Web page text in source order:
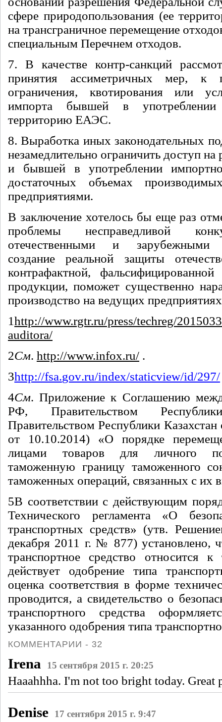
сфере природопользования (ее
на трансграничное перемещение
специальным Перечнем отходов.
7. В качестве контр-санкций
принятия ассиметричных мер, к
ограничения, квотирования или
импорта бывшей в употреблении
территорию ЕАЭС.
8. Выработка иных законодательных
незамедлительно ограничить доступ
и бывшей в употреблении
достаточных объемах
предприятиями.
В заключение хотелось бы еще раз
проблемы несправедливой
отечественными и зарубежными
создание реальной защиты
контрафактной,
продукции, поможет существенно
производство на ведущих
1http://www.rgtr.ru/press/techreg/
auditora/
2См. http://www.infox.ru/ .
3http://fsa.gov.ru/index/staticview/id/297/
4См. Приложение к Соглашению
РФ, Правительством
Правительством Республики
от 10.10.2014) «О порядке
лицами товаров для личного
таможенную границу таможенного
таможенных операций, связанных с их
5В соответствии с действующим
Технического регламента «О
транспортных средств» (утв.
декабря 2011 г. № 877) установлено,
транспортное средство относится
действует одобрение типа
оценка соответствия в форме
проводится, а свидетельство о
транспортного средства
указанного одобрения типа
КОММЕНТАРИИ - 32
Irena 15 сентября 2015 г. 20:25
Haaahhha. I'm not too bright today. Great
Denise 17 сентября 2015 г. 9:47